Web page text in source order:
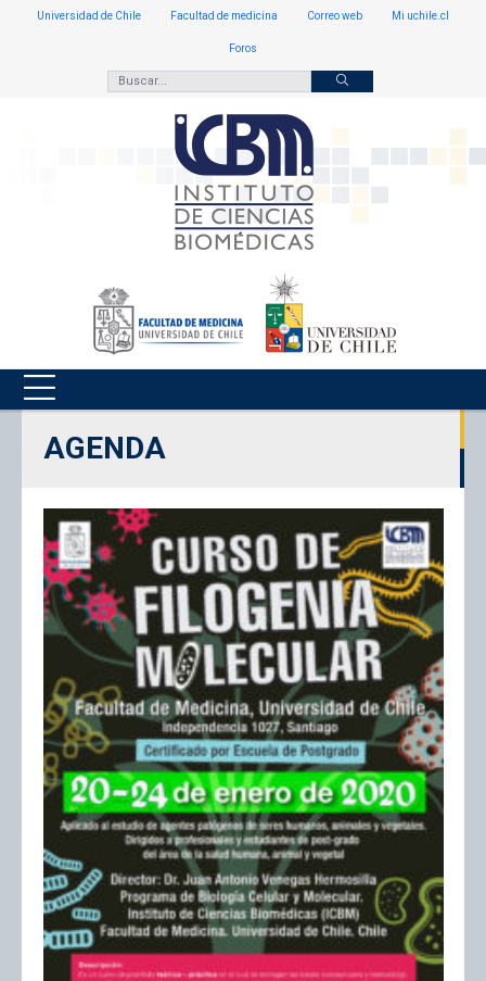
Universidad de Chile Facultad de medicina Correo web Mi uchile.cl
Foros
AGENDA